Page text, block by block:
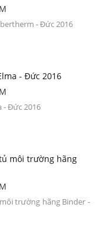
- Đức 2016
- Đức 2016
- Đức 2016
môi trường hãng
trường hãng Binder -